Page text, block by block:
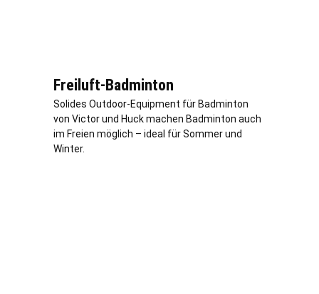
Freiluft-Badminton
Solides Outdoor-Equipment für Badminton
von Victor und Huck machen Badminton auch
im Freien möglich – ideal für Sommer und
Winter.